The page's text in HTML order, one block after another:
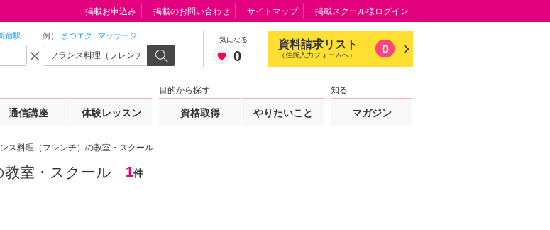
宿駅 例） まつエク マッサージ 気になる
0
資料請求リスト
（住所入力フォームへ） 0
通信講座 体験レッスン
目的から探す
資格取得 やりたいこと
知る
マガジン
掲載お申込み 掲載のお問い合わせ サイトマップ 掲載スクール様ログイン
ス料理（フレンチ）の教室・スクール
教室・スクール 1件